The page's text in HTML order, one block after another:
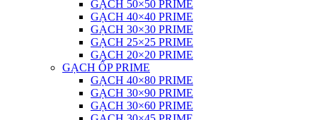
GẠCH 50×50 PRIME
GẠCH 40×40 PRIME
GẠCH 30×30 PRIME
GẠCH 25×25 PRIME
GẠCH 20×20 PRIME
GẠCH ỐP PRIME
GẠCH 40×80 PRIME
GẠCH 30×90 PRIME
GẠCH 30×60 PRIME